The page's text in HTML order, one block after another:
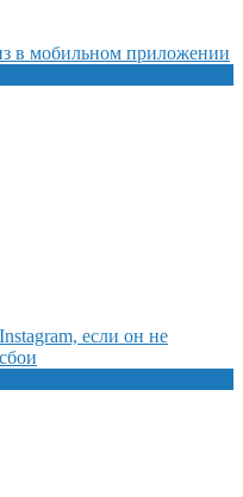
в мобильном приложении
если он не